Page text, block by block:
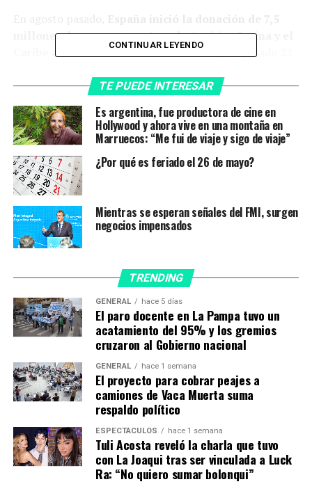
En agosto pasado,
España inició la donación de 7,5
millones de vacunas a países de América Latina y el
Caribe a través del Mecanismo Covax
; y el pasado 22
AstraZeneca donadas por el Gobierno español.
TEMAS RELACIONADOS: ARGENTINA
ASTRAZENECA
ESPAÑA
NUEVAS DOSIS
A CONTINUACIÓN
La OMS podría reconocer la vacuna rusa Sputnik V este
año
NO TE PIERDAS
Fernando Lobos: «Argentina será de los pocos países
que producirá vacunas de ARN mensajero»
CONTINUAR LEYENDO
TE PUEDE INTERESAR
Es argentina, fue productora de cine en
Hollywood y ahora vive en una montaña en
Marruecos: “Me fui de viaje y sigo de viaje”
¿Por qué es feriado el 26 de mayo?
Mientras se esperan señales del FMI, surgen
negocios impensados
TRENDING
GENERAL hace 5 días
El paro docente en La Pampa tuvo un
acatamiento del 95% y los gremios
cruzaron al Gobierno nacional
GENERAL hace 1 semana
El proyecto para cobrar peajes a
camiones de Vaca Muerta suma
respaldo político
ESPECTÁCULOS hace 1 semana
Tuli Acosta reveló la charla que tuvo
con La Joaqui tras ser vinculada a Luck
Ra: “No quiero sumar bolonqui”